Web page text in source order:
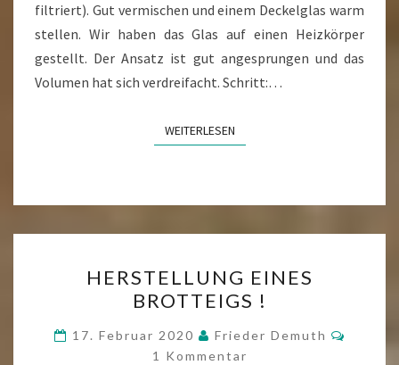
filtriert). Gut vermischen und einem Deckelglas warm
stellen. Wir haben das Glas auf einen Heizkörper
gestellt. Der Ansatz ist gut angesprungen und das
Volumen hat sich verdreifacht. Schritt:…
WEITERLESENWEITERLESEN
EINES
BROTTEIGS
!
HERSTELLUNG EINES
BROTTEIGS !
17. Februar 2020 Frieder Demuth
1 Kommentar